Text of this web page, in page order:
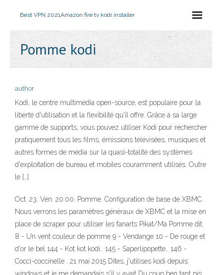
Best VPN 2021Amazon fire tv kodi installer
Pomme kodi
author
Kodi, le centre multimédia open-source, est populaire pour la
liberté d'utilisation et la flexibilité qu'il offre. Grâce à sa large
gamme de supports, vous pouvez utiliser Kodi pour rechercher
pratiquement tous les films, émissions télévisées, musiques et
autres formes de média sur la quasi-totalité des systèmes
d'exploitation de bureau et mobiles couramment utilisés. Outre
le […]
Oct. 23. Ven. 20:00. Pomme. Configuration de base de XBMC.
Nous verrons les paramètres généraux de XBMC et la mise en
place de scraper pour utiliser les fanarts Pikat/Ma Pomme dit.
8 - Un vent couleur de pomme 9 - Vendange 10 - De rouge et
d'or le bel 144 - Kot kot kodi.. 145 - Saperlipopette.. 146 -
Cocci-coccinelle . 21 mai 2015 Dites, j'utilises kodi depuis